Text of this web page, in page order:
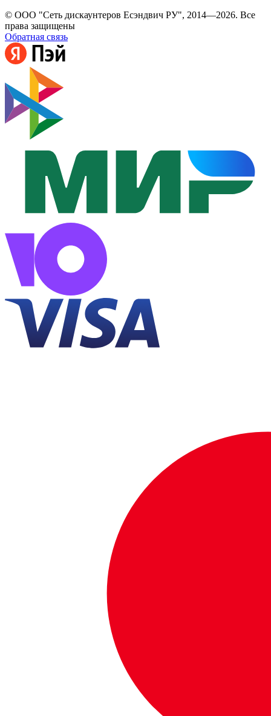
© ООО "Сеть дискаунтеров Есэндвич РУ", 2014—2026. Все
права защищены
Обратная связь